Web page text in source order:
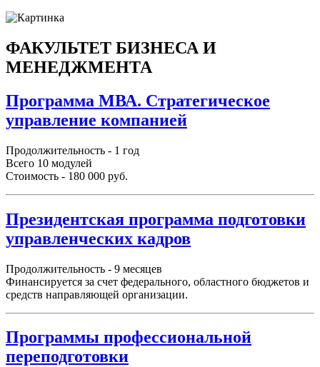
ФАКУЛЬТЕТ БИЗНЕСА И
МЕНЕДЖМЕНТА
Программа МВА. Стратегическое
управление компанией
Продолжительность - 1 год
Всего 10 модулей
Стоимость - 180 000 руб.
Президентская программа подготовки
управленческих кадров
Продолжительность - 9 месяцев
Финансируется за счет федерального, областного бюджетов и
средств направляющей организации.
Программы профессиональной
переподготовки